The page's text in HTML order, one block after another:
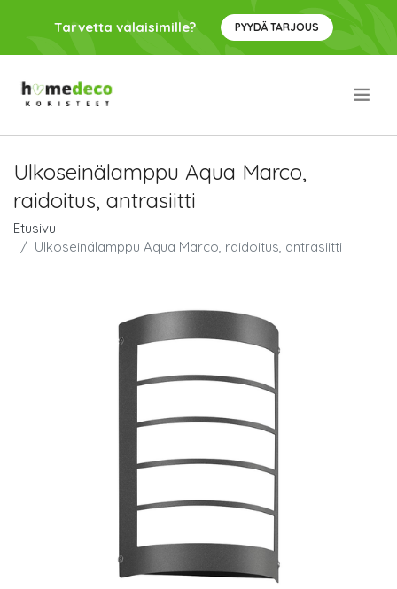
Tarvetta valaisimille? PYYDÄ TARJOUS
Ulkoseinälamppu Aqua Marco,
raidoitus, antrasiitti
Etusivu
Ulkoseinälamppu Aqua Marco, raidoitus, antrasiitti